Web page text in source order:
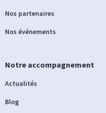
Nos partenaires
Nos événements
Notre accompagnement
Actualités
Blog